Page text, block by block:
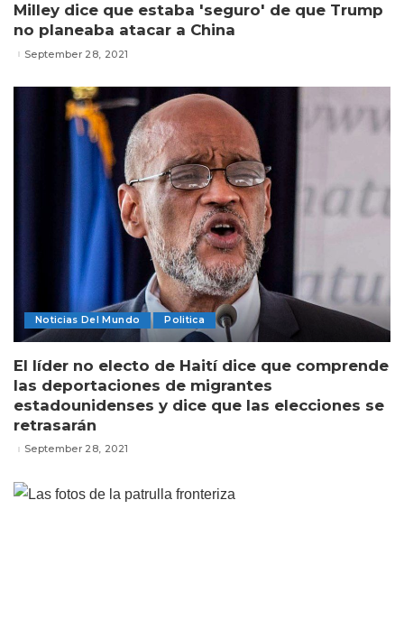
Milley dice que estaba 'seguro' de que Trump
no planeaba atacar a China
September 28, 2021
Noticias Del Mundo Politica
El líder no electo de Haití dice que comprende
las deportaciones de migrantes
estadounidenses y dice que las elecciones se
retrasarán
September 28, 2021